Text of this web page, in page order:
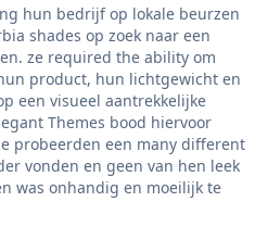
hun bedrijf op lokale beurzen
shades op zoek naar een
ze required the ability om
product, hun lichtgewicht en
een visueel aantrekkelijke
Themes bood hiervoor
probeerden een many different
vonden en geen van hen leek
was onhandig en moeilijk te